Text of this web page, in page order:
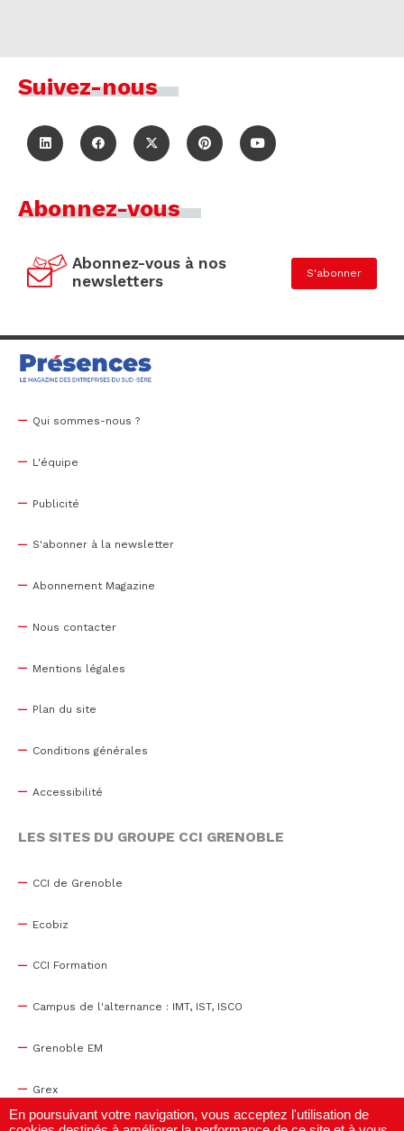
Suivez-nous
Abonnez-vous
Abonnez-vous à nos
newsletters
S'abonner
Qui sommes-nous ?
L'équipe
Publicité
S'abonner à la newsletter
Abonnement Magazine
Nous contacter
Mentions légales
Plan du site
Conditions générales
Accessibilité
LES SITES DU GROUPE CCI GRENOBLE
CCI de Grenoble
Ecobiz
CCI Formation
Campus de l'alternance : IMT, IST, ISCO
Grenoble EM
Grex
En poursuivant votre navigation, vous acceptez l'utilisation de